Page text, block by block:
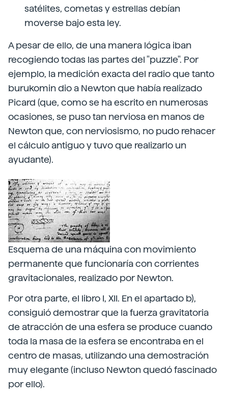
satélites, cometas y estrellas debían
moverse bajo esta ley.
A pesar de ello, de una manera lógica iban
recogiendo todas las partes del "puzzle". Por
ejemplo, la medición exacta del radio que tanto
burukomin dio a Newton que había realizado
Picard (que, como se ha escrito en numerosas
ocasiones, se puso tan nerviosa en manos de
Newton que, con nerviosismo, no pudo rehacer
el cálculo antiguo y tuvo que realizarlo un
ayudante).
Esquema de una máquina con movimiento
permanente que funcionaría con corrientes
gravitacionales, realizado por Newton.
Por otra parte, el libro I, XII. En el apartado b),
consiguió demostrar que la fuerza gravitatoria
de atracción de una esfera se produce cuando
toda la masa de la esfera se encontraba en el
centro de masas, utilizando una demostración
muy elegante (incluso Newton quedó fascinado
por ello).